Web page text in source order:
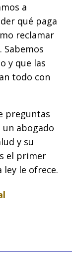
a
qué paga
reclamar
y que las
todo con
preguntas
abogado
y su
el primer
ley le ofrece.